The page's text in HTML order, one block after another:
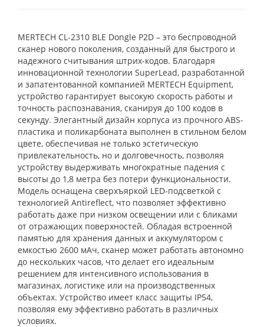
MERTECH CL-2310 BLE Dongle P2D – это беспроводной
сканер нового поколения, созданный для быстрого и
надежного считывания штрих-кодов. Благодаря
инновационной технологии SuperLead, разработанной
и запатентованной компанией MERTECH Equipment,
устройство гарантирует высокую скорость работы и
точность распознавания, сканируя до 100 кодов в
секунду. Элегантный дизайн корпуса из прочного ABS-
пластика и поликарбоната выполнен в стильном белом
цвете, обеспечивая не только эстетическую
привлекательность, но и долговечность, позволяя
устройству выдерживать многократные падения с
высоты до 1,8 метра без потери функциональности.
Модель оснащена сверхъяркой LED-подсветкой с
технологией Antireflect, что позволяет эффективно
работать даже при низком освещении или с бликами
от отражающих поверхностей. Обладая встроенной
памятью для хранения данных и аккумулятором с
емкостью 2600 мАч, сканер может работать автономно
до нескольких часов, что делает его идеальным
решением для интенсивного использования в
магазинах, логистике или на производственных
объектах. Устройство имеет класс защиты IP54,
позволяя ему эффективно работать в различных
условиях.